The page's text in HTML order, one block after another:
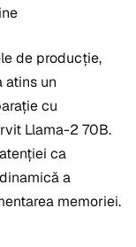
de producție,
atins un
cu
Llama-2 70B.
ca
a
memoriei.